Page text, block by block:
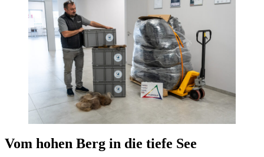
Vom hohen Berg in die tiefe See